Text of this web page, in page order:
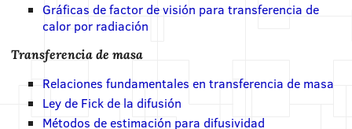
Gráficas de factor de visión para transferencia de
calor por radiación
Transferencia de masa
Relaciones fundamentales en transferencia de masa
Ley de Fick de la difusión
Métodos de estimación para difusividad